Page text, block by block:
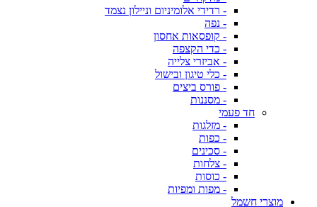
- רדידי אלומיניום וניילון נצמד
- נפה
- קופסאות אחסון
- כדי הקצפה
- אביזרי צלייה
- כלי טיגון ובישול
- פורס ביצים
- מסננות
חד פעמי
- מזלגות
- כפות
- סכינים
- צלחות
- כוסות
- מפות ומפיות
מוצרי חשמל